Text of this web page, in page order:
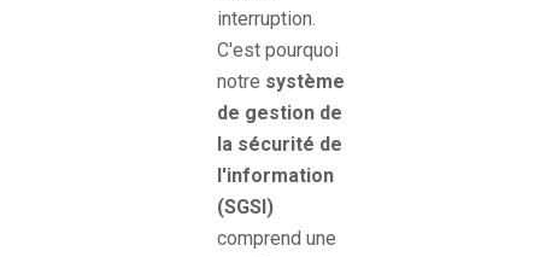
interruption.
C'est pourquoi
notre système
de gestion de
la sécurité de
l'information
(SGSI)
comprend une